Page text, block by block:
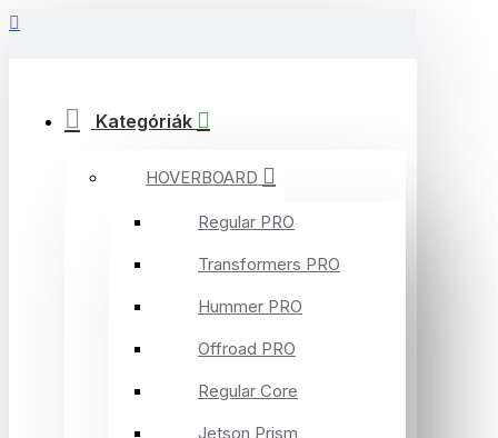
Kategóriák
HOVERBOARD
Regular PRO
Transformers PRO
Hummer PRO
Offroad PRO
Regular Core
Jetson Prism